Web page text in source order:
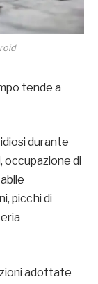
tende a
durante
occupazione di
picchi di
adottate